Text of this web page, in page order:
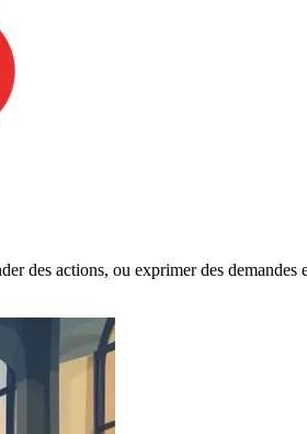
des actions, ou exprimer des